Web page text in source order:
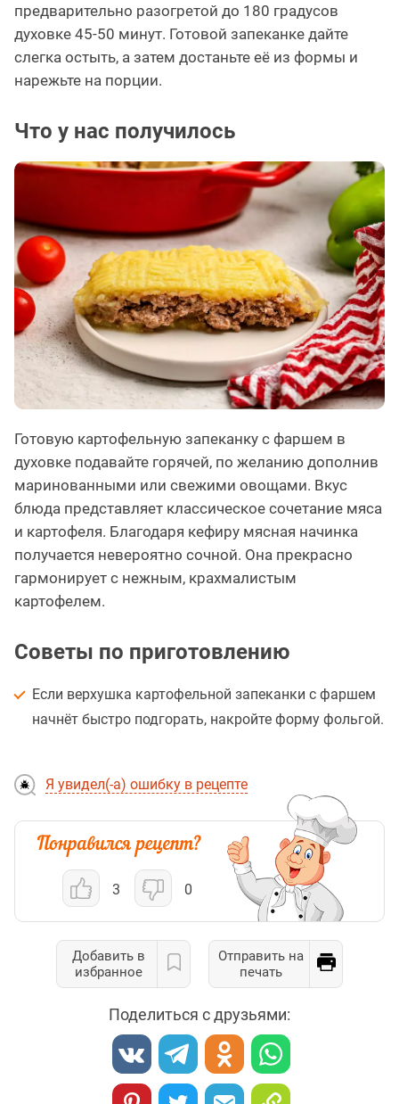
предварительно разогретой до 180 градусов
духовке 45-50 минут. Готовой запеканке дайте
слегка остыть, а затем достаньте её из формы и
нарежьте на порции.
Что у нас получилось
Готовую картофельную запеканку с фаршем в
духовке подавайте горячей, по желанию дополнив
маринованными или свежими овощами. Вкус
блюда представляет классическое сочетание мяса
и картофеля. Благодаря кефиру мясная начинка
получается невероятно сочной. Она прекрасно
гармонирует с нежным, крахмалистым
картофелем.
Советы по приготовлению
Если верхушка картофельной запеканки с фаршем
начнёт быстро подгорать, накройте форму фольгой.
Я увидел(-а) ошибку в рецепте
3 0
Добавить в
избранное
Отправить на
печать
Поделиться с друзьями: